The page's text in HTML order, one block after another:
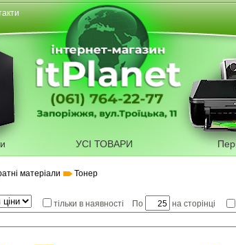
УСІ ТОВАРИ
матеріали Тонер
тільки в наявності По на сторінці